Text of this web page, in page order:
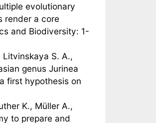
evolutionary
render a core
and Biodiversity: 1-
Litvinskaya S. A.,
genus Jurinea
first hypothesis on
K., Müller A.,
to prepare and